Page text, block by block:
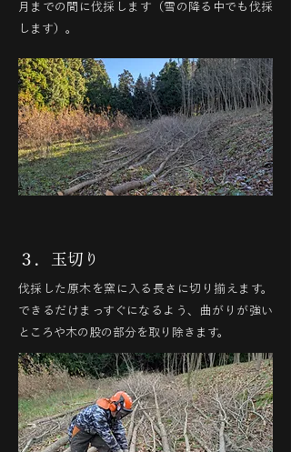
月までの間に伐採します（雪の降る中でも伐採
します）。
３．玉切り
伐採した原木を窯に入る長さに切り揃えます。
できるだけまっすぐになるよう、曲がりが強い
ところや木の股の部分を取り除きます。